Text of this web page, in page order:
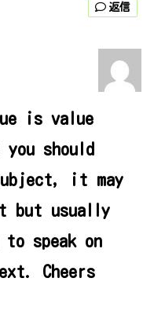
返信
is value
should
it may
but usually
to speak on
Cheers